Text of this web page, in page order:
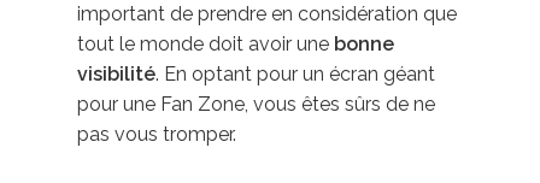
important de prendre en considération que
tout le monde doit avoir une bonne
visibilité. En optant pour un écran géant
pour une Fan Zone, vous êtes sûrs de ne
pas vous tromper.